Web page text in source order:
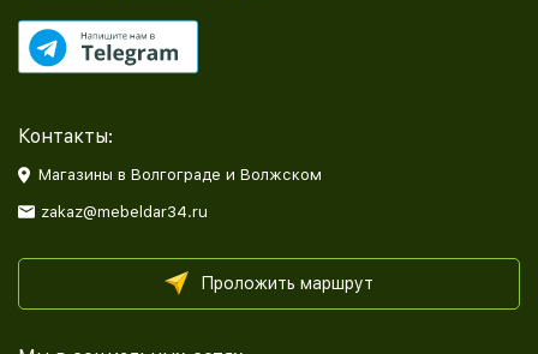
Контакты:
Магазины в Волгограде и Волжском
zakaz@mebeldar34.ru
Проложить маршрут